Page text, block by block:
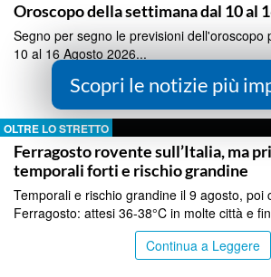
Oroscopo della settimana dal 10 al
Segno per segno le previsioni dell'oroscopo
10 al 16 Agosto 2026...
Continua a Leggere
OLTRE LO STRETTO
Ferragosto rovente sull’Italia, ma
temporali forti e rischio grandine
Temporali e rischio grandine il 9 agosto, poi
Ferragosto: attesi 36-38°C in molte città e
Continua a Leggere
Scopri le notizie più